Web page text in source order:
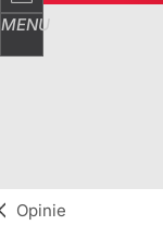
MENU
Opinie